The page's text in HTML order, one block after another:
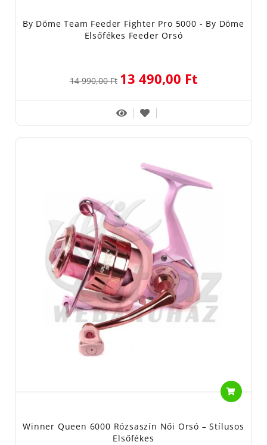
By Döme Team Feeder Fighter Pro 5000 - By Döme
Elsőfékes Feeder Orsó
14 990,00 Ft 13 490,00 Ft
Winner Queen 6000 Rózsaszín Női Orsó – Stílusos
Elsőfékes